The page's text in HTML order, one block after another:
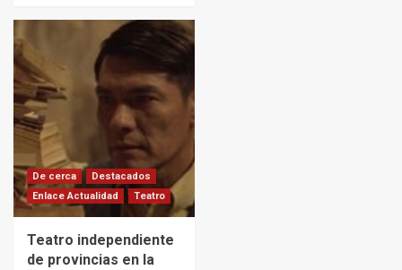
De cerca
Destacados
Enlace Actualidad
Teatro
Teatro independiente
de provincias en la